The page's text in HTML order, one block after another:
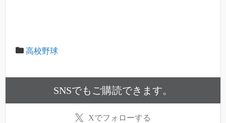
高校野球
SNSでもご購読できます。
Xでフォローする